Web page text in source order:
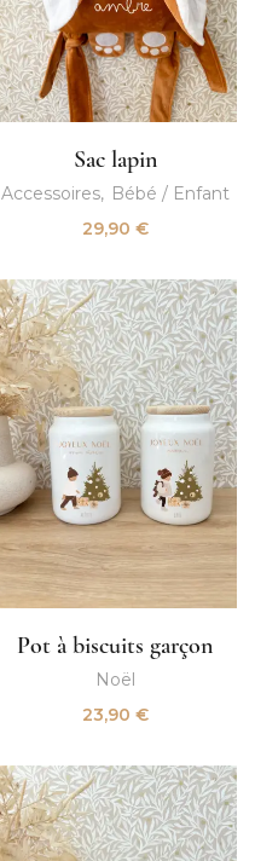
Sac lapin
Accessoires
Bébé / Enfant
29,90 €
Pot à biscuits garçon
Noël
23,90 €